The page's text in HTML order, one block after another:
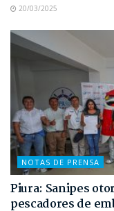
20/03/2025
NOTAS DE PRENSA
Piura: Sanipes
pescadores de